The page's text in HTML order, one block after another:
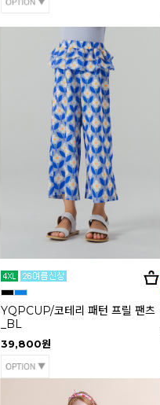
YQPCUP/코테리 패턴 프릴 팬츠
_BL
39,800원